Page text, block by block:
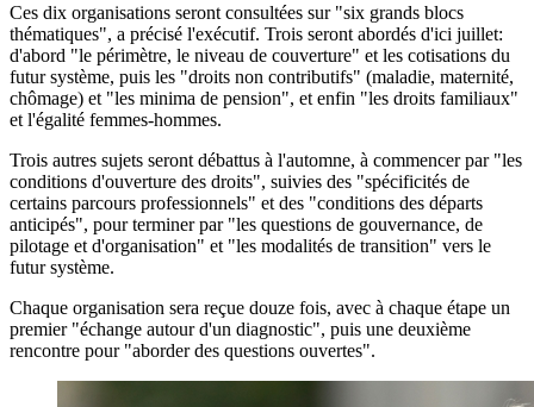
Ces dix organisations seront consultées sur "six grands blocs
thématiques", a précisé l'exécutif. Trois seront abordés d'ici juillet:
d'abord "le périmètre, le niveau de couverture" et les cotisations du
futur système, puis les "droits non contributifs" (maladie, maternité,
chômage) et "les minima de pension", et enfin "les droits familiaux"
et l'égalité femmes-hommes.
Trois autres sujets seront débattus à l'automne, à commencer par "les
conditions d'ouverture des droits", suivies des "spécificités de
certains parcours professionnels" et des "conditions des départs
anticipés", pour terminer par "les questions de gouvernance, de
pilotage et d'organisation" et "les modalités de transition" vers le
futur système.
Chaque organisation sera reçue douze fois, avec à chaque étape un
premier "échange autour d'un diagnostic", puis une deuxième
rencontre pour "aborder des questions ouvertes".